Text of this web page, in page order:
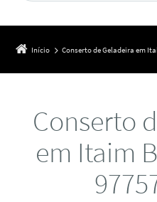
Início Conserto de Geladeira em
Conserto
em Itaim